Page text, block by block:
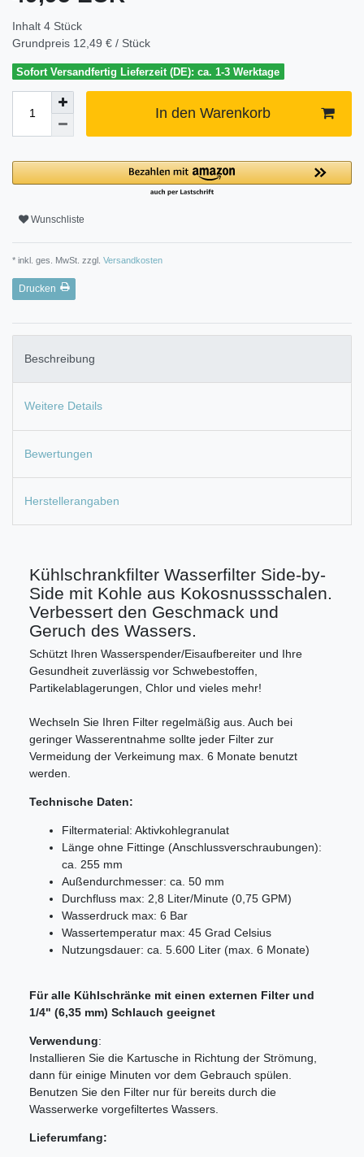
Inhalt 4 Stück
Grundpreis 12,49 € / Stück
Sofort Versandfertig Lieferzeit (DE): ca. 1-3 Werktage
In den Warenkorb
Wunschliste
* inkl. ges. MwSt. zzgl. Versandkosten
Drucken
Beschreibung
Weitere Details
Bewertungen
Herstellerangaben
Kühlschrankfilter Wasserfilter Side-by-
Side mit Kohle aus Kokosnussschalen.
Verbessert den Geschmack und
Geruch des Wassers.
Schützt Ihren Wasserspender/Eisaufbereiter und Ihre
Gesundheit zuverlässig vor Schwebestoffen,
Partikelablagerungen, Chlor und vieles mehr!
Wechseln Sie Ihren Filter regelmäßig aus. Auch bei
geringer Wasserentnahme sollte jeder Filter zur
Vermeidung der Verkeimung max. 6 Monate benutzt
werden.
Technische Daten:
Filtermaterial: Aktivkohlegranulat
Länge ohne Fittinge (Anschlussverschraubungen):
ca. 255 mm
Außendurchmesser: ca. 50 mm
Durchfluss max: 2,8 Liter/Minute (0,75 GPM)
Wasserdruck max: 6 Bar
Wassertemperatur max: 45 Grad Celsius
Nutzungsdauer: ca. 5.600 Liter (max. 6 Monate)
Für alle Kühlschränke mit einen externen Filter und
1/4" (6,35 mm) Schlauch geeignet
Verwendung:
Installieren Sie die Kartusche in Richtung der Strömung,
dann für einige Minuten vor dem Gebrauch spülen.
Benutzen Sie den Filter nur für bereits durch die
Wasserwerke vorgefiltertes Wassers.
Lieferumfang: